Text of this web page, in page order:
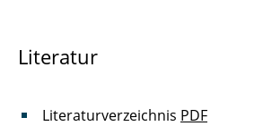
Literatur
Literaturverzeichnis PDF